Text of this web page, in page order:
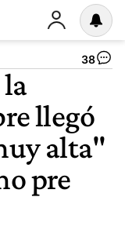
38
llegó
alta"
pre